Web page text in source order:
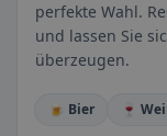
perfekte Wahl.
und lassen Sie
überzeugen.
🍺 Bier 🍷